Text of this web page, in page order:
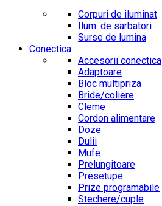
Corpuri de iluminat
Ilum. de sarbatori
Surse de lumina
Conectica
Accesorii conectica
Adaptoare
Bloc multipriza
Bride/coliere
Cleme
Cordon alimentare
Doze
Dulii
Mufe
Prelungitoare
Presetupe
Prize programabile
Stechere/cuple